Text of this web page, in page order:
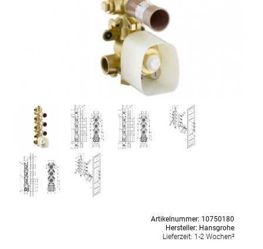
Artikelnummer: 10750180
Hersteller: Hansgrohe
Lieferzeit: 1-2 Wochen²